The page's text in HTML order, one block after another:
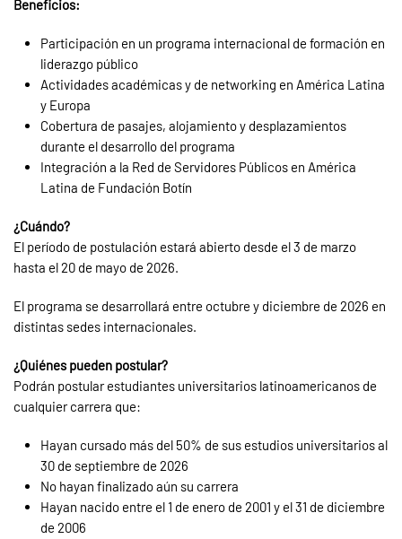
Beneficios:
Participación en un programa internacional de formación en
liderazgo público
Actividades académicas y de networking en América Latina
y Europa
Cobertura de pasajes, alojamiento y desplazamientos
durante el desarrollo del programa
Integración a la Red de Servidores Públicos en América
Latina de Fundación Botín
¿Cuándo?
El período de postulación estará abierto desde el 3 de marzo
hasta el 20 de mayo de 2026.
El programa se desarrollará entre octubre y diciembre de 2026 en
distintas sedes internacionales.
¿Quiénes pueden postular?
Podrán postular estudiantes universitarios latinoamericanos de
cualquier carrera que:
Hayan cursado más del 50% de sus estudios universitarios al
30 de septiembre de 2026
No hayan finalizado aún su carrera
Hayan nacido entre el 1 de enero de 2001 y el 31 de diciembre
de 2006